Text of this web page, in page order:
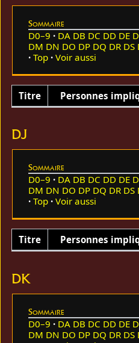
Sommaire
D0–9 DA DB DC DD DE
DM DN DO DP DQ DR DS
Top
Voir aussi
Titre Personnes
DJ
Sommaire
D0–9 DA DB DC DD DE
DM DN DO DP DQ DR DS
Top
Voir aussi
Titre Personnes
DK
Sommaire
D0–9 DA DB DC DD DE
DM DN DO DP DQ DR DS